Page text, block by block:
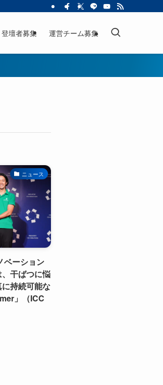
壇者募集 運営チーム募集
ニュース
ベーション
干ばつに悩
持続可能な
」（ICC